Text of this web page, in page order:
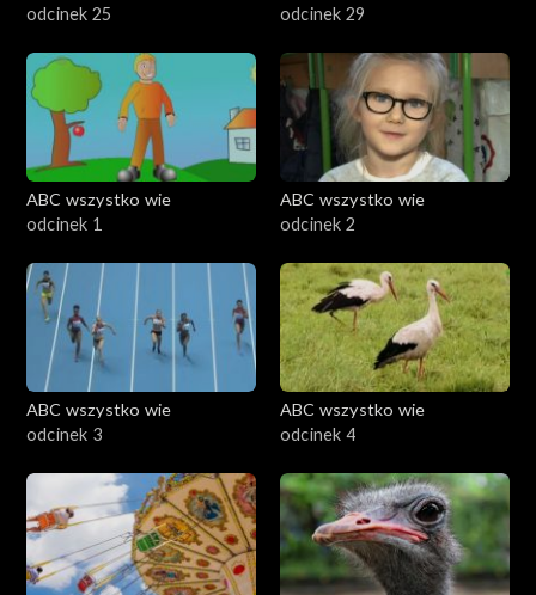
odcinek 25
odcinek 29
ABC wszystko wie
odcinek 1
ABC wszystko wie
odcinek 2
ABC wszystko wie
odcinek 3
ABC wszystko wie
odcinek 4